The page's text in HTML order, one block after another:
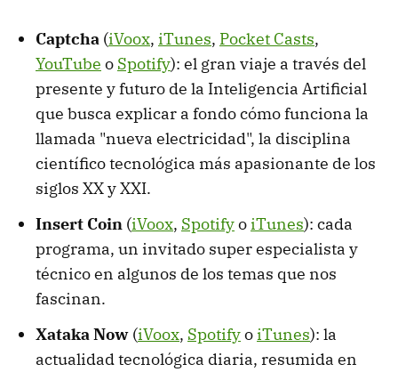
Captcha (iVoox, iTunes, Pocket Casts,
YouTube o Spotify): el gran viaje a través del
presente y futuro de la Inteligencia Artificial
que busca explicar a fondo cómo funciona la
llamada "nueva electricidad", la disciplina
científico tecnológica más apasionante de los
siglos XX y XXI.
Insert Coin (iVoox, SpotifyoiTunes): cada
programa, un invitado super especialista y
técnico en algunos de los temas que nos
fascinan.
Xataka Now (iVoox, SpotifyoiTunes): la
actualidad tecnológica diaria, resumida en